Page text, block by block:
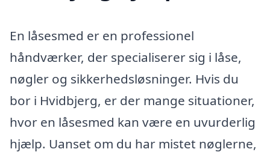
En låsesmed er en professionel
håndværker, der specialiserer sig i låse,
nøgler og sikkerhedsløsninger. Hvis du
bor i Hvidbjerg, er der mange situationer,
hvor en låsesmed kan være en uvurderlig
hjælp. Uanset om du har mistet nøglerne,